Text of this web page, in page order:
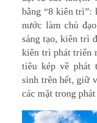
bằng “8 kiên trì”:
nước làm chủ
sáng tạo, kiên trì
kiên trì phát triển
tiêu kép về phát
sinh trên hết, giữ
các mặt trong